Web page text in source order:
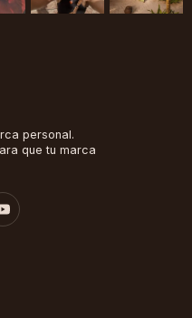
personal.
que tu marca